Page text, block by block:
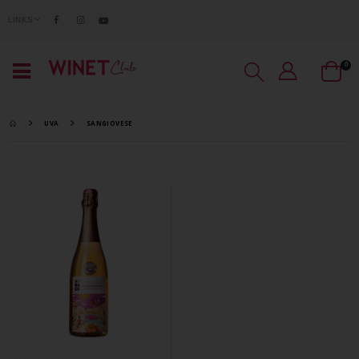
LINKS
0
UVA SANGIOVESE